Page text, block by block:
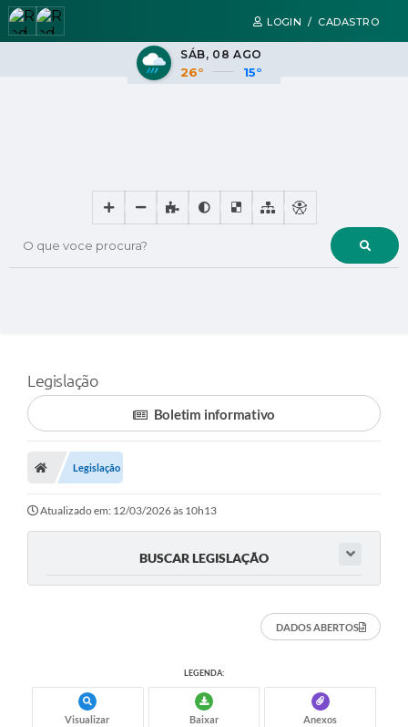
LOGIN / CADASTRO
O que voce procura?
SÁB 08 AGO
26° 15°
Legislação
Boletim informativo
Legislação
Atualizado em: 12/03/2026 às 10h13
BUSCAR LEGISLAÇÃO
DADOS ABERTOS
LEGENDA:
Visualizar Baixar Anexos